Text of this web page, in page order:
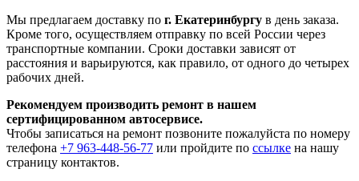
Мы предлагаем доставку по г. Екатеринбургу в день заказа.
Кроме того, осуществляем отправку по всей России через
транспортные компании. Сроки доставки зависят от
расстояния и варьируются, как правило, от одного до четырех
рабочих дней.
Рекомендуем производить ремонт в нашем
сертифицированном автосервисе.
Чтобы записаться на ремонт позвоните пожалуйста по номеру
телефона +7 963-448-56-77 или пройдите по ссылке на нашу
страницу контактов.